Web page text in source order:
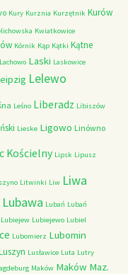
Kury Kurznia Kurzętnik Kurów
Kwiatkowice
Kórnik Kąp Kątki Kątne
Lachowo Laski Laskowice
Lelewo
Leśno Liberadz Libiszów
Lieske Ligowo Linówno
Kościelny Lipsk Lipusz
Litwinki Liw Liwa
Lubawa Lubań Lubań
Lubiejew Lubiejewo Lubiel
Lubomierz Lubomin
Lusławice Luta Lutry
Maków Maków Maz.